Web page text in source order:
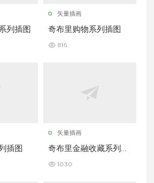
列插图
矢量插画
奇布里购物系列插图
816
插图
矢量插画
奇布里金融收藏系列插
1030